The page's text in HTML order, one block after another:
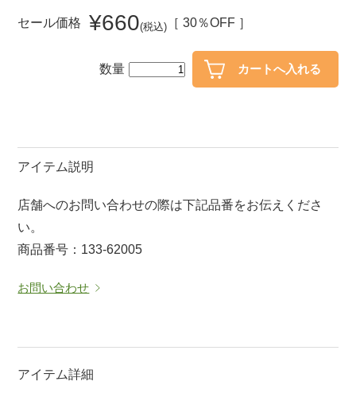
中鉢
ポット 急須
ロックカップ タンブラー
徳利・盃
箸・カトラリー 箸
子供食器
セール価格 ¥660(税込) ［ 30％OFF ］
数量
アイテム説明
店舗へのお問い合わせの際は下記品番をお伝えくださ
い。
商品番号：133-62005
お問い合わせ
アイテム詳細